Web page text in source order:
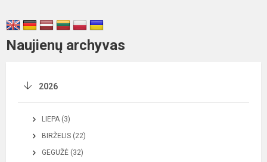
Naujienų archyvas
2026
LIEPA (3)
BIRŽELIS (22)
GEGUŽĖ (32)